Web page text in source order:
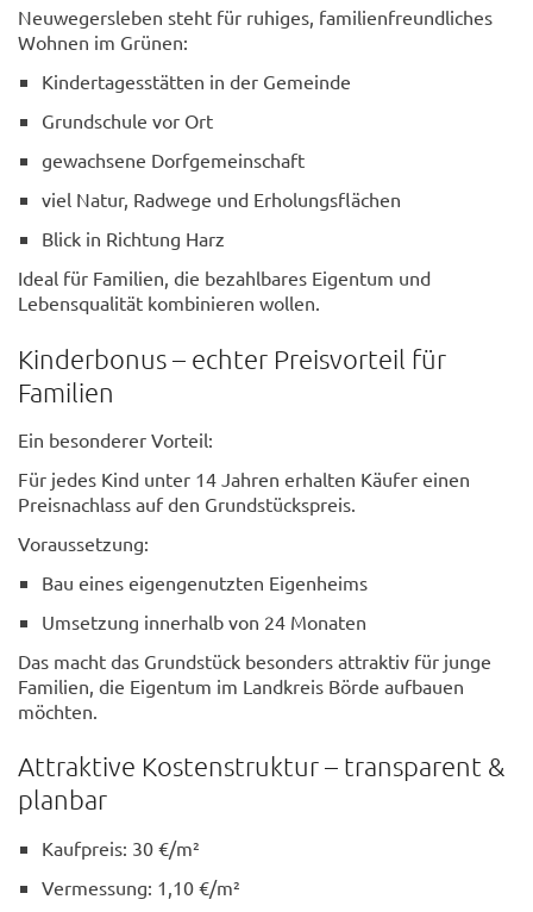
Neuwegersleben steht für ruhiges, familienfreundliches
Wohnen im Grünen:
Kindertagesstätten in der Gemeinde
Grundschule vor Ort
gewachsene Dorfgemeinschaft
viel Natur, Radwege und Erholungsflächen
Blick in Richtung Harz
Ideal für Familien, die bezahlbares Eigentum und
Lebensqualität kombinieren wollen.
Kinderbonus – echter Preisvorteil für
Familien
Ein besonderer Vorteil:
Für jedes Kind unter 14 Jahren erhalten Käufer einen
Preisnachlass auf den Grundstückspreis.
Voraussetzung:
Bau eines eigengenutzten Eigenheims
Umsetzung innerhalb von 24 Monaten
Das macht das Grundstück besonders attraktiv für junge
Familien, die Eigentum im Landkreis Börde aufbauen
möchten.
Attraktive Kostenstruktur – transparent &
planbar
Kaufpreis: 30 €/m²
Vermessung: 1,10 €/m²